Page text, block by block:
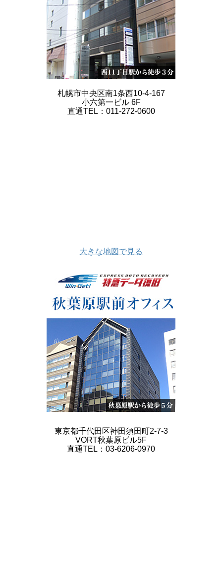
札幌市中央区南1条西10-4-167
小六第一ビル 6F
直通TEL：011-272-0600
大きな地図で見る
東京都千代田区神田須田町2-7-3
VORT秋葉原ビル5F
直通TEL：03-6206-0970